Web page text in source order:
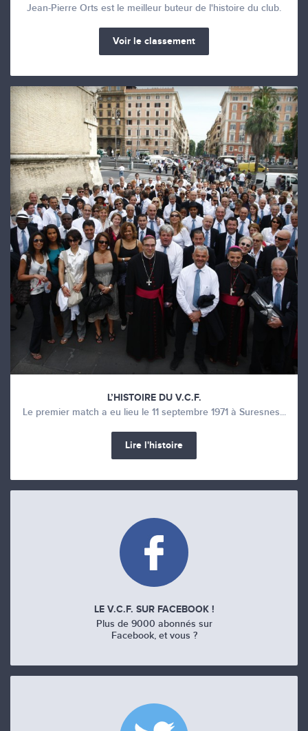
Jean-Pierre Orts est le meilleur buteur de l'histoire du club.
Voir le classement
L’HISTOIRE DU V.C.F.
Le premier match a eu lieu le 11 septembre 1971 à Suresnes...
Lire l'histoire
LE V.C.F. SUR FACEBOOK !
Plus de 9000 abonnés sur
Facebook, et vous ?